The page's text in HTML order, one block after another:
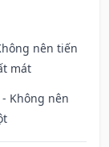
nên tiến
mát
Không nên